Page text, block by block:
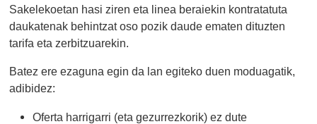
Sakelekoetan hasi ziren eta linea beraiekin kontratatuta
daukatenak behintzat oso pozik daude ematen dituzten
tarifa eta zerbitzuarekin.
Batez ere ezaguna egin da lan egiteko duen moduagatik,
adibidez:
Oferta harrigarri (eta gezurrezkorik) ez dute